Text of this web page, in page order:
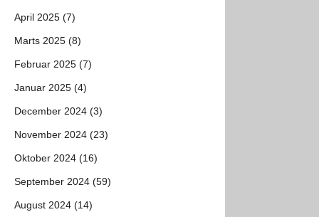
April 2025 (7)
Marts 2025 (8)
Februar 2025 (7)
Januar 2025 (4)
December 2024 (3)
November 2024 (23)
Oktober 2024 (16)
September 2024 (59)
August 2024 (14)